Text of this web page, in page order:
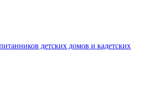
детских домов и кадетских